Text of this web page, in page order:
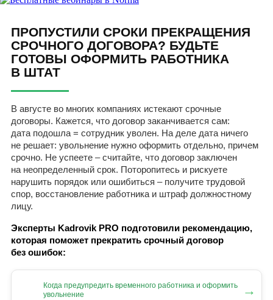
ПРОПУСТИЛИ СРОКИ ПРЕКРАЩЕНИЯ
СРОЧНОГО ДОГОВОРА? БУДЬТЕ
ГОТОВЫ ОФОРМИТЬ РАБОТНИКА
В ШТАТ
В августе во многих компаниях истекают срочные
договоры. Кажется, что договор заканчивается сам:
дата подошла = сотрудник уволен. На деле дата ничего
не решает: увольнение нужно оформить отдельно, причем
срочно. Не успеете – считайте, что договор заключен
на неопределенный срок. Поторопитесь и рискуете
нарушить порядок или ошибиться – получите трудовой
спор, восстановление работника и штраф должностному
лицу.
Эксперты Kadrovik PRO подготовили рекомендацию,
которая поможет прекратить срочный договор
без ошибок:
Когда предупредить временного работника и оформить
увольнение
→